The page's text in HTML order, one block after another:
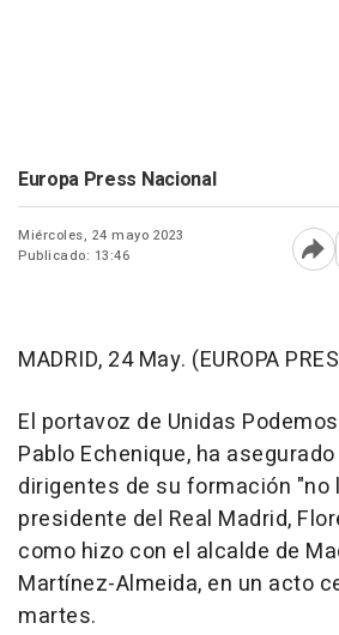
Europa Press Nacional
Miércoles, 24 mayo 2023
Publicado: 13:46
MADRID, 24 May. (EUROPA
El portavoz de Unidas
Pablo Echenique, ha
dirigentes de su formación "no
presidente del Real Madrid,
como hizo con el alcalde de
Martínez-Almeida, en un acto
martes.